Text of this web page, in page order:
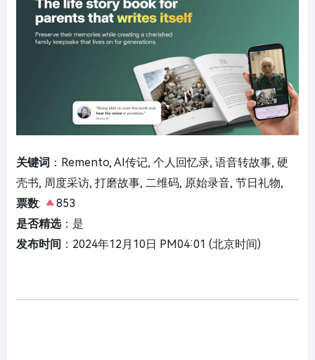
关键词 ：Remento, AI传记, 个人回忆录, 语音转故事, 硬
壳书, 周度采访, 打磨故事, 二维码, 原始录音, 节日礼物,
票数:
853
是否精选：是
发布时间 ：2024年12月10日 PM04:01 (北京时间)